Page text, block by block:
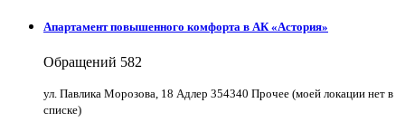
Апартамент повышенного комфорта в АК «Астория»
Обращений 582
ул. Павлика Морозова, 18 Адлер 354340 Прочее (моей локации нет в
списке)